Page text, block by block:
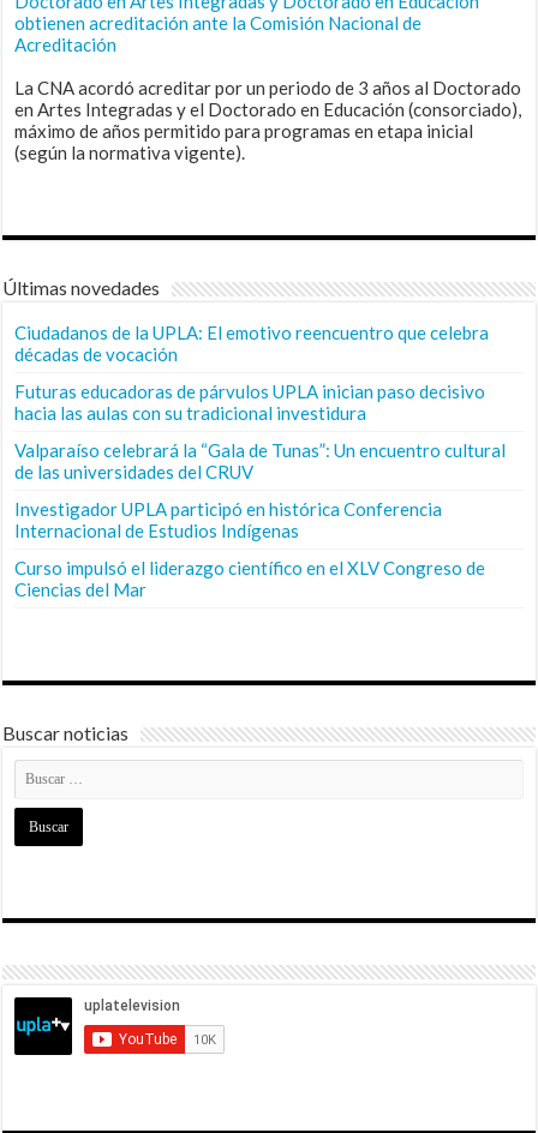
obtienen acreditación ante la Comisión Nacional de
Acreditación
La CNA acordó acreditar por un periodo de 3 años al Doctorado
en Artes Integradas y el Doctorado en Educación (consorciado),
máximo de años permitido para programas en etapa inicial
(según la normativa vigente).
Últimas novedades
Ciudadanos de la UPLA: El emotivo reencuentro que celebra
décadas de vocación
Futuras educadoras de párvulos UPLA inician paso decisivo
hacia las aulas con su tradicional investidura
Valparaíso celebrará la “Gala de Tunas”: Un encuentro cultural
de las universidades del CRUV
Investigador UPLA participó en histórica Conferencia
Internacional de Estudios Indígenas
Curso impulsó el liderazgo científico en el XLV Congreso de
Ciencias del Mar
Buscar noticias